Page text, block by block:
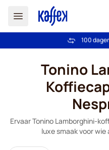
Gratis
100
Tonino
Ervaar Tonino Lamborghini-
luxe smaak voor